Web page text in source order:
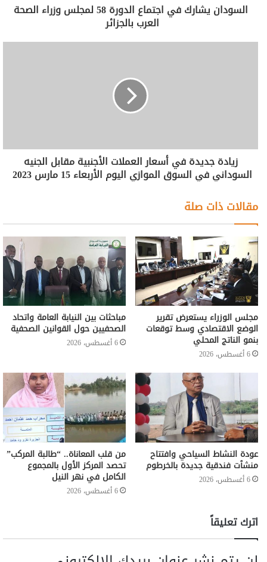
السودان يشارك في اجتماع الدورة 58 لمجلس وزراء الصحة
العرب بالجزائر
زيادة جديدة في أسعار العملات الأجنبية مقابل الجنيه
السوداني في السوق الموازي اليوم الأربعاء 15 مارس 2023
مقالات ذات صلة
مجلس الوزراء يستعرض تقرير
الوضع الاقتصادي وسط توقعات
بنمو الناتج المحلي
6 أغسطس، 2026
مباحثات بين النيابة العامة واتحاد
الصحفيين حول القوانين الصحفية
6 أغسطس، 2026
عودة النشاط السياحي وافتتاح
منشٱت فندقية جديدة بالخرطوم
6 أغسطس، 2026
من قلب المعاناة.. “طالبة المركب”
تحصد المركز الأول بالمجموع
الكامل في نهر النيل
6 أغسطس، 2026
اترك تعليقاً